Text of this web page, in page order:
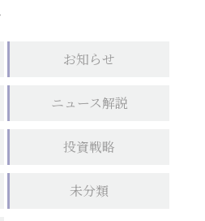
お知らせ
ニュース解説
投資戦略
未分類